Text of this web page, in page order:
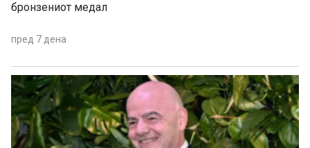
бронзениот медал
пред 7 дена